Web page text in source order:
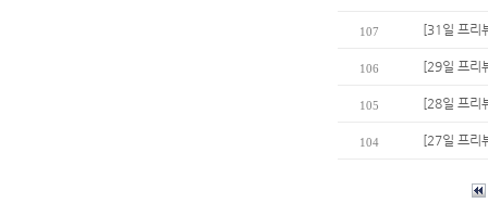
107 [31일 프리
106 [29일 프리
105 [28일 프리
104 [27일 프리